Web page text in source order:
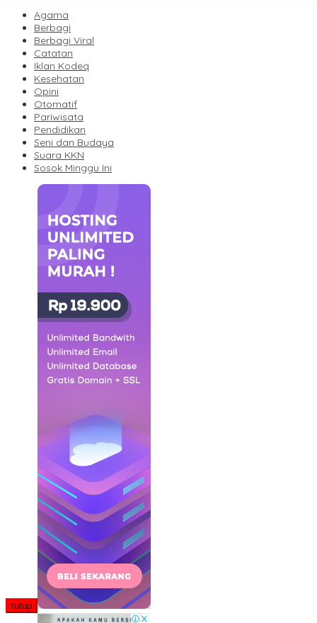
Agama
Berbagi
Berbagi Viral
Catatan
Iklan Kodeq
Kesehatan
Opini
Otomatif
Pariwisata
Pendidikan
Seni dan Budaya
Suara KKN
Sosok Minggu Ini
tutup